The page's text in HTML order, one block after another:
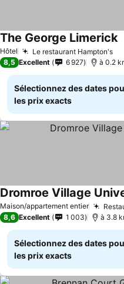
Hôtel Le restaurant Hampton's
The George Limerick
8,5 Excellent 6 927 à 0.2
Sélectionnez des dates
les prix exacts
Maison/appartement entier
Dromroe Village
8,6 Excellent 1 003 à 3.8
Sélectionnez des dates
les prix exacts